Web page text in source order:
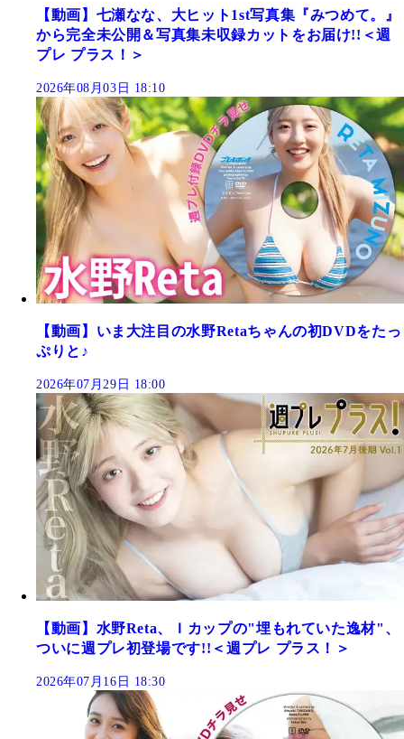
【動画】七瀬なな、大ヒット1st写真集『みつめて。』
から完全未公開＆写真集未収録カットをお届け!!＜週
プレ プラス！＞
2026年08月03日 18:10
【動画】いま大注目の水野Retaちゃんの初DVDをたっ
ぷりと♪
2026年07月29日 18:00
【動画】水野Reta、Ｉカップの"埋もれていた逸材"、
ついに週プレ初登場です!!＜週プレ プラス！＞
2026年07月16日 18:30